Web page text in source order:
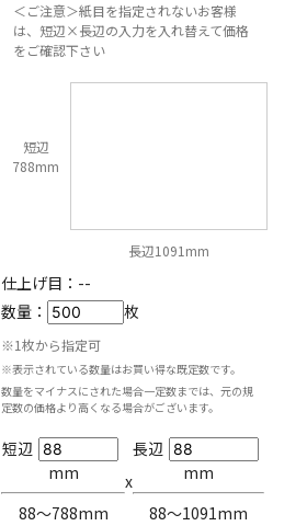
＜ご注意＞紙目を指定されないお客様
は、短辺×長辺の入力を入れ替えて価格
をご確認下さい
短辺
788mm
長辺1091mm
仕上げ目： --
数量：
枚
※1枚から指定可
※表示されている数量はお買い得な既定数です。
数量をマイナスにされた場合一定数までは、元の規
定数の価格より高くなる場合がございます。
短辺
mm
88〜788mm
x
長辺
mm
88〜1091mm